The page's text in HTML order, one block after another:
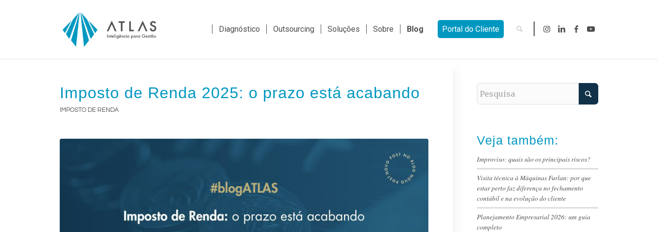
Diagnóstico Outsourcing Soluções Sobre Blog Portal do Cliente
Imposto de Renda 2025: o prazo está acabando
IMPOSTO DE RENDA
Veja também:
Improviso: quais são os principais riscos?
Visita técnica à Máquinas Furlan: por que
estar perto faz diferença no fechamento
contábil e na evolução do cliente
Planejamento Empresarial 2026: um guia
completo